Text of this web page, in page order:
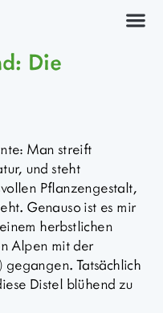
Die
Man streift
und steht
Pflanzengestalt,
Genauso ist es mir
herbstlichen
Alpen mit der
Tatsächlich
Distel blühend zu